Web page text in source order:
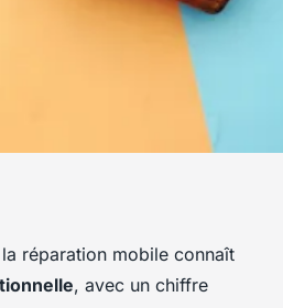
gros de pièces
smartphones
réparation mobile connaît
, avec un chiffre